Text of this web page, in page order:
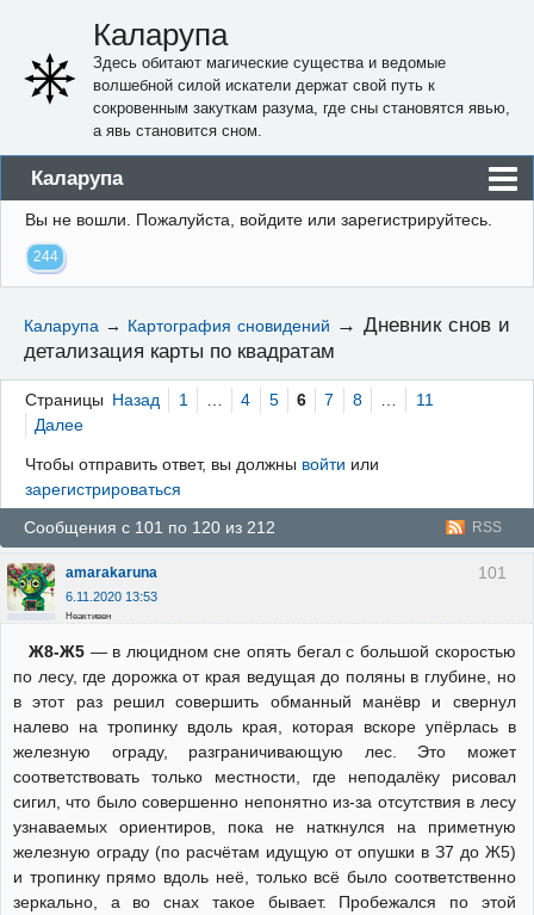
Каларупа
Здесь обитают магические существа и ведомые
волшебной силой искатели держат свой путь к
сокровенным закуткам разума, где сны становятся явью,
а явь становится сном.
Каларупа
Блог
Форум
Правила
Регистрация
Вход
Вы не вошли. Пожалуйста, войдите или зарегистрируйтесь.
244
Каларупа → Картография сновидений → Дневник снов и
детализация карты по квадратам
Страницы Назад 1 … 4 5 6 7 8 …
11
Далее
Чтобы отправить ответ, вы должны войти или
зарегистрироваться
RSS
Сообщения с 101 по 120 из 212
101
amarakaruna
6.11.2020 13:53
Неактивен
Ж8-Ж5— в люцидном сне опять бегал с большой скоростью
по лесу, где дорожка от края ведущая до поляны в глубине, но
в этот раз решил совершить обманный манёвр и свернул
налево на тропинку вдоль края, которая вскоре упёрлась в
железную ограду, разграничивающую лес. Это может
соответствовать только местности, где неподалёку рисовал
сигил, что было совершенно непонятно из-за отсутствия в лесу
узнаваемых ориентиров, пока не наткнулся на приметную
железную ограду (по расчётам идущую от опушки в З7 до Ж5)
и тропинку прямо вдоль неё, только всё было соответственно
зеркально, а во снах такое бывает. Пробежался по этой